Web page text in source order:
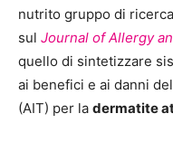
nutrito gruppo di
sul Journal of Allergy
quello di sintetizzare
ai benefici e ai danni
(AIT) per la dermatite